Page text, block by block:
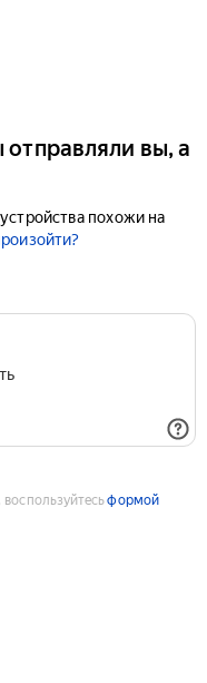
вы, а
похожи на
формой